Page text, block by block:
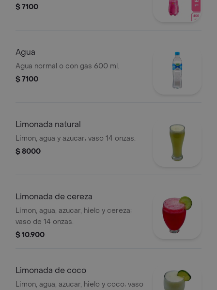
$ 7100
Agua
Agua normal o con gas 600 ml.
$ 7100
Limonada natural
Limon, agua y azucar; vaso 14 onzas.
$ 8000
Limonada de cereza
Limon, agua, azucar, hielo y cereza;
vaso de 14 onzas.
$ 10.900
Limonada de coco
Limon, agua, azucar, hielo y coco; vaso